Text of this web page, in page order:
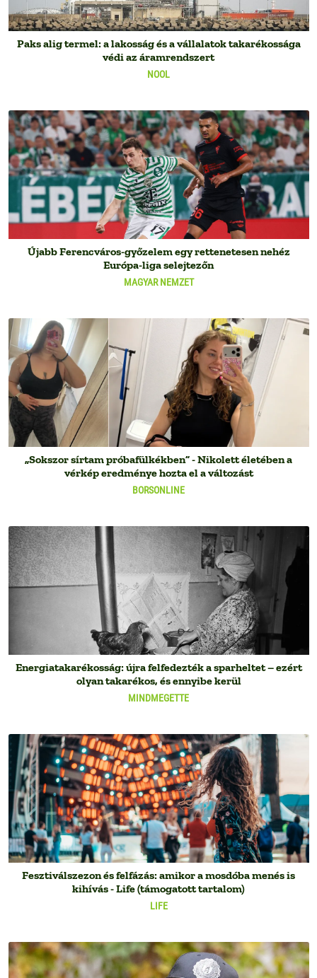
NOOL
Paks alig termel: a lakosság és a vállalatok takarékossága
védi az áramrendszert
MAGYAR NEMZET
Újabb Ferencváros-győzelem egy rettenetesen nehéz
Európa-liga selejtezőn
BORSONLINE
„Sokszor sírtam próbafülkékben” - Nikolett életében a
vérkép eredménye hozta el a változást
MINDMEGETTE
Energiatakarékosság: újra felfedezték a sparheltet – ezért
olyan takarékos, és ennyibe kerül
LIFE
Fesztiválszezon és felfázás: amikor a mosdóba menés is
kihívás - Life (támogatott tartalom)